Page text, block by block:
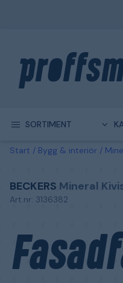
SORTIMENT
Start Bygg & interiör
BECKERS Mineral
Art.nr: 3136382